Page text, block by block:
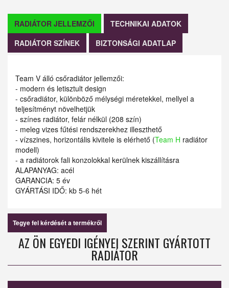
RADIÁTOR JELLEMZŐI
TECHNIKAI ADATOK
RADIÁTOR SZÍNEK
BIZTONSÁGI ADATLAP
Team V álló csőradiátor jellemzői:
- modern és letisztult design
- csőradiátor, különböző mélységi méretekkel, mellyel a
teljesítményt növelhetjük
- színes radiátor, felár nélkül (208 szín)
- meleg vizes fűtési rendszerekhez illeszthető
- vízszines, horizontális kivitele is elérhető (Team H radiátor
modell)
- a radiátorok fali konzolokkal kerülnek kiszállításra
ALAPANYAG: acél
GARANCIA: 5 év
GYÁRTÁSI IDŐ: kb 5-6 hét
Tegye fel kérdését a termékről
AZ ÖN EGYEDI IGÉNYEI SZERINT GYÁRTOTT
RADIÁTOR